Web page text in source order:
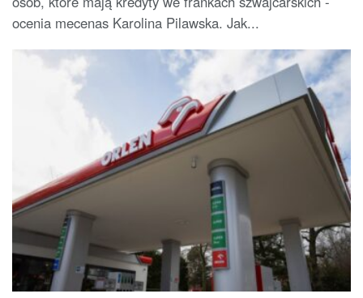
ocenia mecenas Karolina Pilawska. Jak...